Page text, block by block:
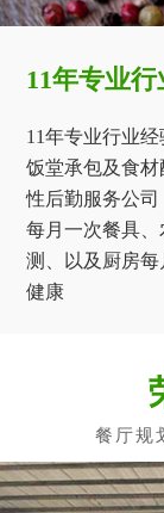
11年专业
11年专业行业
饭堂承包及食
性后勤服务公司
每月一次餐具
测、以及厨房
健康